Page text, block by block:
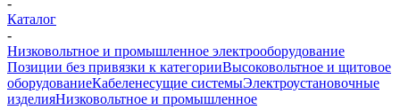
-
Каталог
-
Низковольтное и промышленное электрооборудование
Позиции без привязки к категорииВысоковольтное и щитовое
оборудованиеКабеленесущие системыЭлектроустановочные
изделияНизковольтное и промышленное